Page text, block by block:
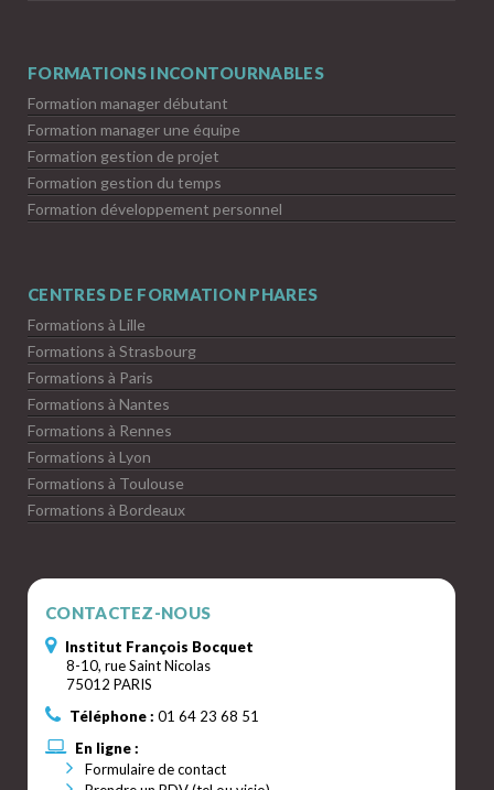
FORMATIONS INCONTOURNABLES
Formation manager débutant
Formation manager une équipe
Formation gestion de projet
Formation gestion du temps
Formation développement personnel
CENTRES DE FORMATION PHARES
Formations à Lille
Formations à Strasbourg
Formations à Paris
Formations à Nantes
Formations à Rennes
Formations à Lyon
Formations à Toulouse
Formations à Bordeaux
CONTACTEZ-NOUS
Institut François Bocquet
8-10, rue Saint Nicolas
75012 PARIS
Téléphone : 01 64 23 68 51
En ligne :
Formulaire de contact